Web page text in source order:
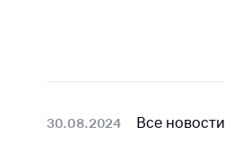
30.08.2024 Все новости